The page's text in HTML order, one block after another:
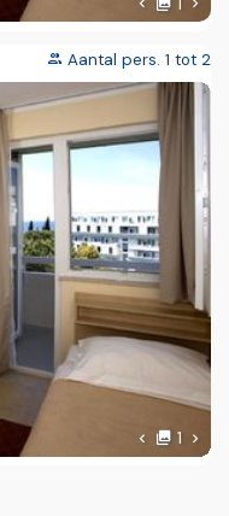
Vorige foto
Aantal pers. 1 tot 2
Vorige foto
1